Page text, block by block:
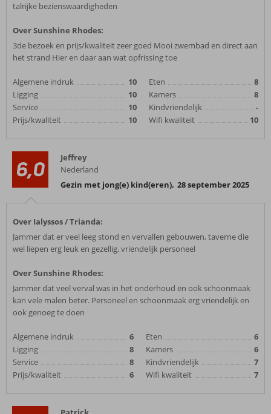
talrijke bezienswaardigheden
Over Sunshine Rhodes:
3de bezoek en prijs/kwaliteit zeer goed Mooi zwembad en direct aan
het strand Hier en daar aan wat opfrissing toe
Algemene indruk
10
Ligging
10
Service
10
Prijs/kwaliteit
10
Eten
8
Kamers
8
Kindvriendelijk
-
Wifi kwaliteit
10
6,0
Jeffrey
Nederland
Gezin met jong(e) kind(eren), 28 september 2025
Over Ialyssos / Trianda:
Jammer dat er veel leeg stond en vervallen gebouwen, taverne die
wel liepen erg leuk en gezellig, vriendelijk personeel
Over Sunshine Rhodes:
Jammer dat veel verval was in het onderhoud en ook schoonmaak
kan vele malen beter. Personeel en schoonmaak erg vriendelijk en
ook genoeg te doen
Algemene indruk
6
Ligging
8
Service
8
Prijs/kwaliteit
6
Eten
6
Kamers
6
Kindvriendelijk
7
Wifi kwaliteit
7